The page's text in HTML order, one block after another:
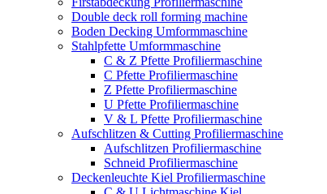
Double deck roll forming machine
Boden Decking Umformmaschine
Stahlpfette Umformmaschine
C & Z Pfette Profiliermaschine
C Pfette Profiliermaschine
Z Pfette Profiliermaschine
U Pfette Profiliermaschine
V & L Pfette Profiliermaschine
Aufschlitzen & Cutting Profiliermaschine
Aufschlitzen Profiliermaschine
Schneid Profiliermaschine
Deckenleuchte Kiel Profiliermaschine